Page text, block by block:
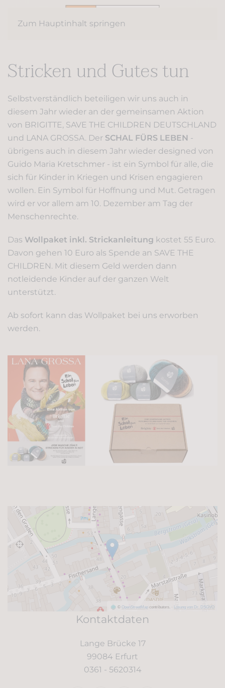
Zum Hauptinhalt springen
Stricken und Gutes tun
Selbstverständlich beteiligen wir uns auch in
diesem Jahr wieder an der gemeinsamen Aktion
von BRIGITTE, SAVE THE CHILDREN DEUTSCHLAND
und LANA GROSSA. Der SCHAL FÜRS LEBEN -
übrigens auch in diesem Jahr wieder designed von
Guido Maria Kretschmer - ist ein Symbol für alle, die
sich für Kinder in Kriegen und Krisen engagieren
wollen. Ein Symbol für Hoffnung und Mut. Getragen
wird er vor allem am 10. Dezember am Tag der
Menschenrechte.
Das Wollpaket inkl. Strickanleitung kostet 55 Euro.
Davon gehen 10 Euro als Spende an SAVE THE
CHILDREN. Mit diesem Geld werden dann
notleidende Kinder auf der ganzen Welt
unterstützt.
Ab sofort kann das Wollpaket bei uns erworben
werden.
© OpenStreetMapcontributors. · Lösung von Dr. DSGVO
Kontaktdaten
Lange Brücke 17
99084 Erfurt
0361 - 5620314